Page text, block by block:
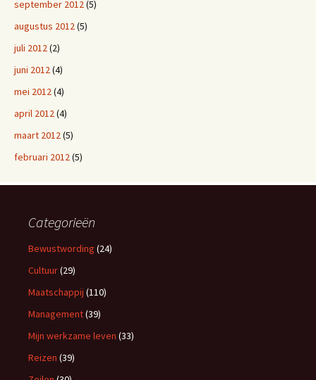
september 2012(5)
augustus 2012(5)
juli 2012(2)
juni 2012(4)
mei 2012(4)
april 2012(4)
maart 2012(5)
februari 2012(5)
Categorieën
Bewustwording (24)
Cultuur(29)
Maatschappij (110)
Management(39)
Mijn werkzame leven (33)
Reizen (39)